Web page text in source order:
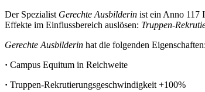
Der Spezialist Gerechte Ausbilderin ist ein Anno 117
Effekte im Einflussbereich auslösen: Truppen-
Gerechte Ausbilderin hat die folgenden Eigenschaften:
· Campus Equitum in Reichweite
· Truppen-Rekrutierungsgeschwindigkeit +100%